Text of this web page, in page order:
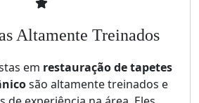
Altamente Treinados
em restauração de tapetes
são altamente treinados e